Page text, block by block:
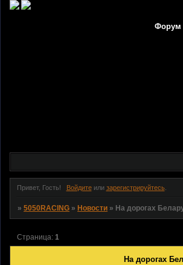
Форум
Привет, Гость! Войдитеили зарегистрируйтесь.
»5050RACING » Новости » На дорогах
На дорогах
Страница:1